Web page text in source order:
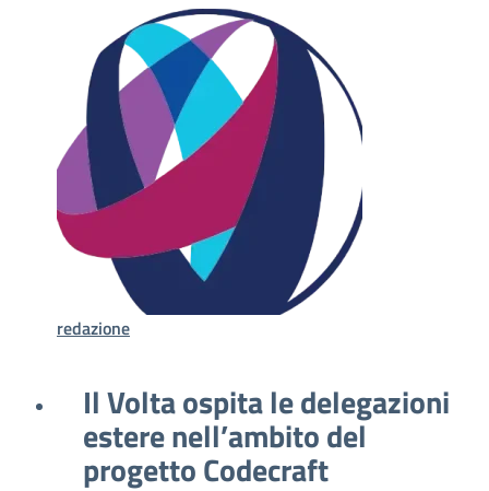
redazione
Il Volta ospita le delegazioni
estere nell’ambito del
progetto Codecraft